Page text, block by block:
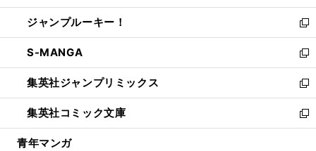
開
く
ウ
で
開
く
ン
ド
ウ
で
開
く
ウ
ィ
ン
ド
ウ
で
開
く
し
い
ウ
ィ
ン
ド
ウ
で
開
ジャンプルーキー！
新
し
い
ウ
ィ
ン
ド
ウ
S-MANGA
新
し
い
ウ
ィ
ン
集英社ジャンプリミックス
新
し
い
ウ
集英社コミック文庫
新
し
青年マンガ